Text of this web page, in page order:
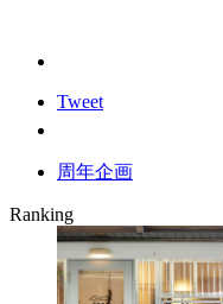
Tweet
周年企画
Ranking